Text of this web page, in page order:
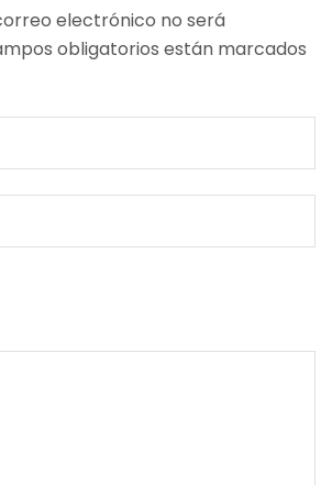
electrónico no será
obligatorios están marcados